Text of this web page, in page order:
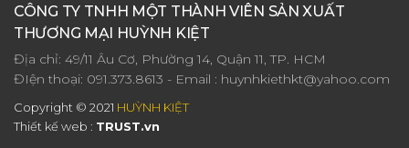
CÔNG TY TNHH MỘT THÀNH VIÊN SẢN XUẤT
THƯƠNG MẠI HUỲNH KIỆT
Địa chỉ: 49/11 Âu Cơ, Phường 14, Quận 11, TP. HCM
ĐIện thoại: 091.373.8613 - Email : huynhkiethkt@yahoo.com
Copyright © 2021 HUỲNH KIỆT
Thiết kế web : TRUST.vn